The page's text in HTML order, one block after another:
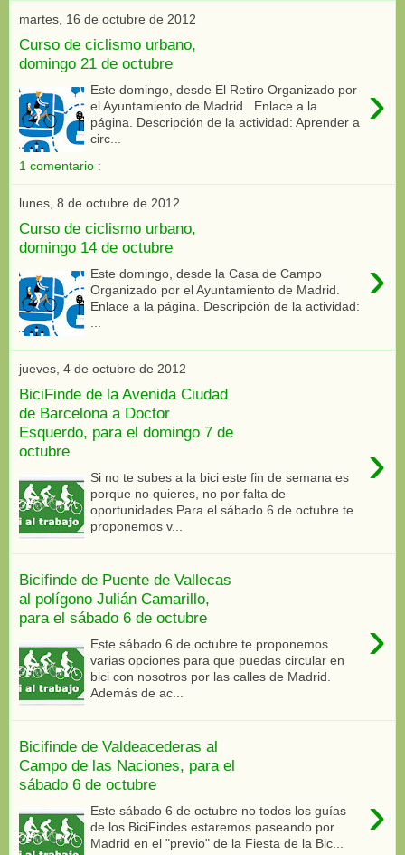
martes, 16 de octubre de 2012
Curso de ciclismo urbano,
domingo 21 de octubre
›
Este domingo, desde El Retiro Organizado por
el Ayuntamiento de Madrid. Enlace a la
página. Descripción de la actividad: Aprender a
circ...
1 comentario :
lunes, 8 de octubre de 2012
Curso de ciclismo urbano,
domingo 14 de octubre
›
Este domingo, desde la Casa de Campo
Organizado por el Ayuntamiento de Madrid.
Enlace a la página. Descripción de la actividad:
jueves, 4 de octubre de 2012
BiciFinde de la Avenida Ciudad
de Barcelona a Doctor
Esquerdo, para el domingo 7 de
octubre
›
Si no te subes a la bici este fin de semana es
porque no quieres, no por falta de
oportunidades Para el sábado 6 de octubre te
proponemos v...
Bicifinde de Puente de Vallecas
al polígono Julián Camarillo,
para el sábado 6 de octubre
›
Este sábado 6 de octubre te proponemos
varias opciones para que puedas circular en
bici con nosotros por las calles de Madrid.
Además de ac...
Bicifinde de Valdeacederas al
Campo de las Naciones, para el
sábado 6 de octubre
›
Este sábado 6 de octubre no todos los guías
de los BiciFindes estaremos paseando por
Madrid en el "previo" de la Fiesta de la Bic...